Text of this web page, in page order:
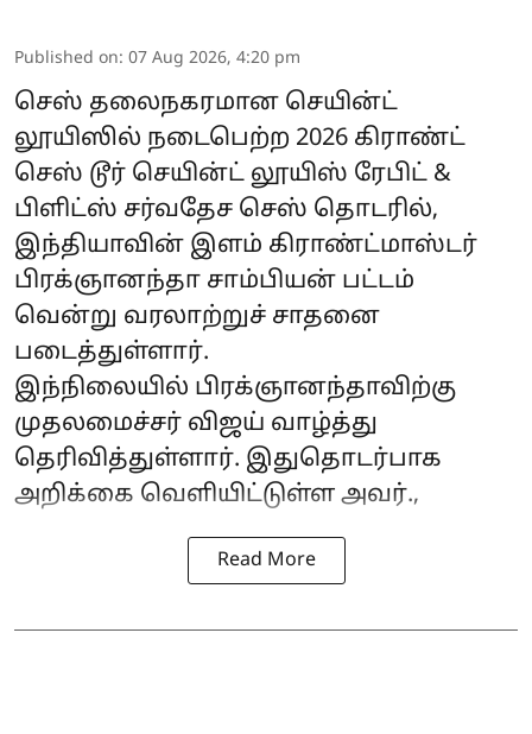
Published on: 07 Aug 2026, 4:20 pm
செஸ் தலைநகரமான செயின்ட்
லூயிஸில் நடைபெற்ற 2026 கிராண்ட்
செஸ் டூர் செயின்ட் லூயிஸ் ரேபிட் &
பிளிட்ஸ் சர்வதேச செஸ் தொடரில்,
இந்தியாவின் இளம் கிராண்ட்மாஸ்டர்
பிரக்ஞானந்தா சாம்பியன் பட்டம்
வென்று வரலாற்றுச் சாதனை
படைத்துள்ளார்.
இந்நிலையில் பிரக்ஞானந்தாவிற்கு
முதலமைச்சர் விஜய் வாழ்த்து
தெரிவித்துள்ளார். இதுதொடர்பாக
அறிக்கை வெளியிட்டுள்ள அவர்.,
Read More